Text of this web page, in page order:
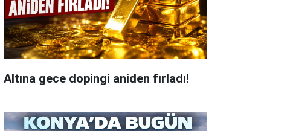
Altına gece dopingi aniden fırladı!